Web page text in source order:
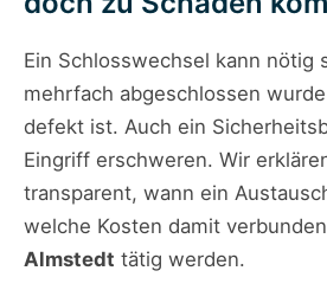
Ein Schlosswechsel kann nötig
mehrfach abgeschlossen
defekt ist. Auch ein
Eingriff erschweren. Wir
transparent, wann ein
welche Kosten damit
Almstedt tätig werden.